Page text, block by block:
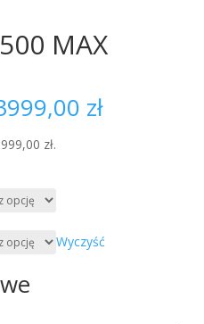
MAX
złAktualna
zł.
Wyczyść